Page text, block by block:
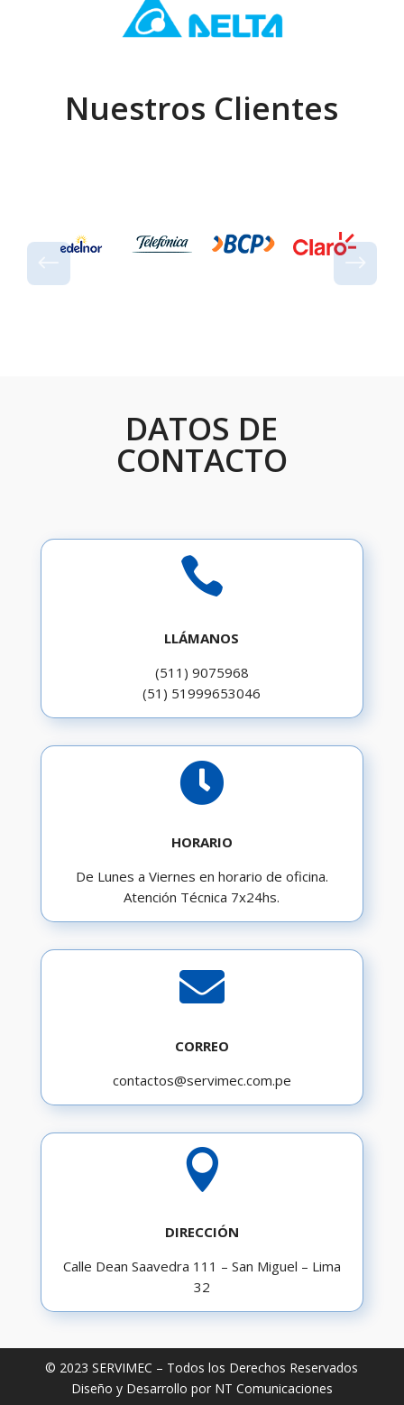
Nuestros Clientes
DATOS DE
CONTACTO

LLÁMANOS
(511) 9075968
(51) 51999653046

HORARIO
De Lunes a Viernes en horario de oficina.
Atención Técnica 7x24hs.

CORREO
contactos@servimec.com.pe

DIRECCIÓN
Calle Dean Saavedra 111 – San Miguel – Lima
32
© 2023 SERVIMEC – Todos los Derechos Reservados
Diseño y Desarrollo por NT Comunicaciones